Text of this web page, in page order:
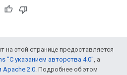
на этой странице предоставляется
"С указанием авторства 4.0", а
Apache 2.0. Подробнее об этом